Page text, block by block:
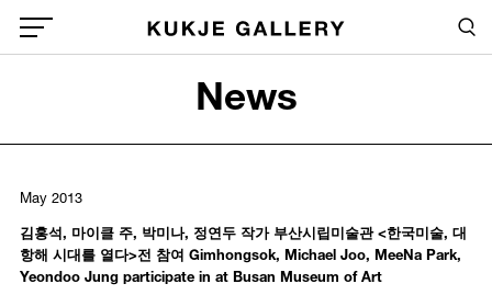
Skip to main content
Global Menu Open Button
News
May 2013
김홍석, 마이클 주, 박미나, 정연두 작가 부산시립미술관 <한국미술, 대
항해 시대를 열다>전 참여 Gimhongsok, Michael Joo, MeeNa Park,
Yeondoo Jung participate in at Busan Museum of Art